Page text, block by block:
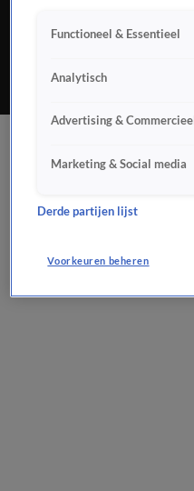
Functioneel & Essentieel
Analytisch
Advertising & Commercieel
Marketing & Social media
Derde partijen lijst
Voorkeuren beheren